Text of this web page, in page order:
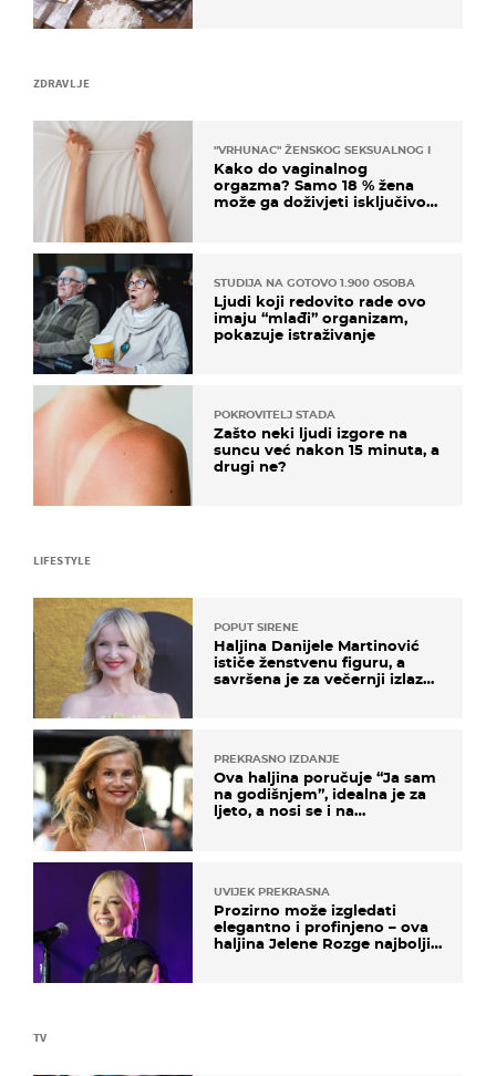
ZDRAVLJE
"VRHUNAC" ŽENSKOG SEKSUALNOG ISKUSTVA
Kako do vaginalnog
orgazma? Samo 18 % žena
može ga doživjeti isključivo
STUDIJA NA GOTOVO 1.900 OSOBA
Ljudi koji redovito rade ovo
imaju “mlađi” organizam,
pokazuje istraživanje
POKROVITELJ STADA
Zašto neki ljudi izgore na
suncu već nakon 15 minuta, a
drugi ne?
TV
LIFESTYLE
POPUT SIRENE
Haljina Danijele Martinović
ističe ženstvenu figuru, a
savršena je za večernji izlazak
PREKRASNO IZDANJE
Ova haljina poručuje “Ja sam
na godišnjem”, idealna je za
ljeto, a nosi se i na
UVIJEK PREKRASNA
Prozirno može izgledati
elegantno i profinjeno – ova
haljina Jelene Rozge najbolji